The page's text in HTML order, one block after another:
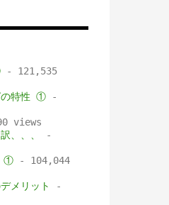
- 121,535
の特性 ① -
views
、、、
-
① - 104,044
メリット
-